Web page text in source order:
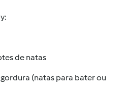
de natas
(natas para bater ou